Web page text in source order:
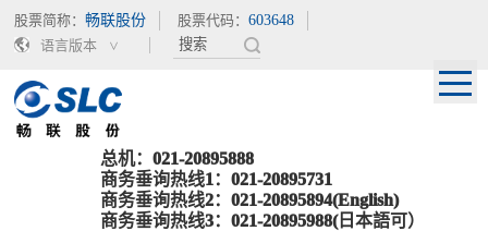
股票简称：畅联股份 股票代码：603648
语言版本
总机：021-20895888
商务垂询热线1：021-20895731
商务垂询热线2：021-20895894(English)
商务垂询热线3：021-20895988(日本語可）